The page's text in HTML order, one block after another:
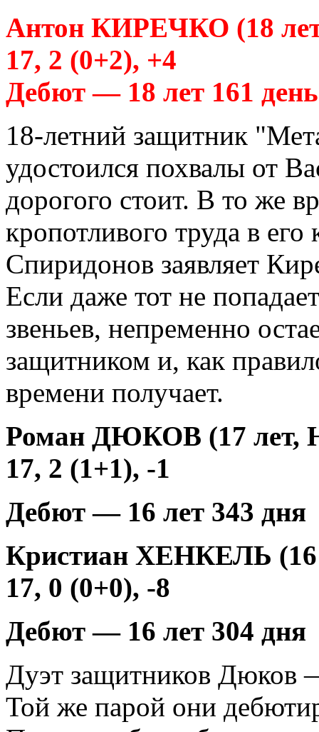
Антон КИРЕЧКО (18
17, 2 (0+2), +4
Дебют — 18 лет 161 день
18-летний защитник
удостоился похвалы от
дорогого стоит. В то же
кропотливого труда в
Спиридонов заявляет
Если даже тот не
звеньев, непременно
защитником и, как
времени получает.
Роман ДЮКОВ (17 лет,
17, 2 (1+1), -1
Дебют — 16 лет 343 дня
Кристиан ХЕНКЕЛЬ
17, 0 (0+0), -8
Дебют — 16 лет 304 дня
Дуэт защитников Дюков
Той же парой они